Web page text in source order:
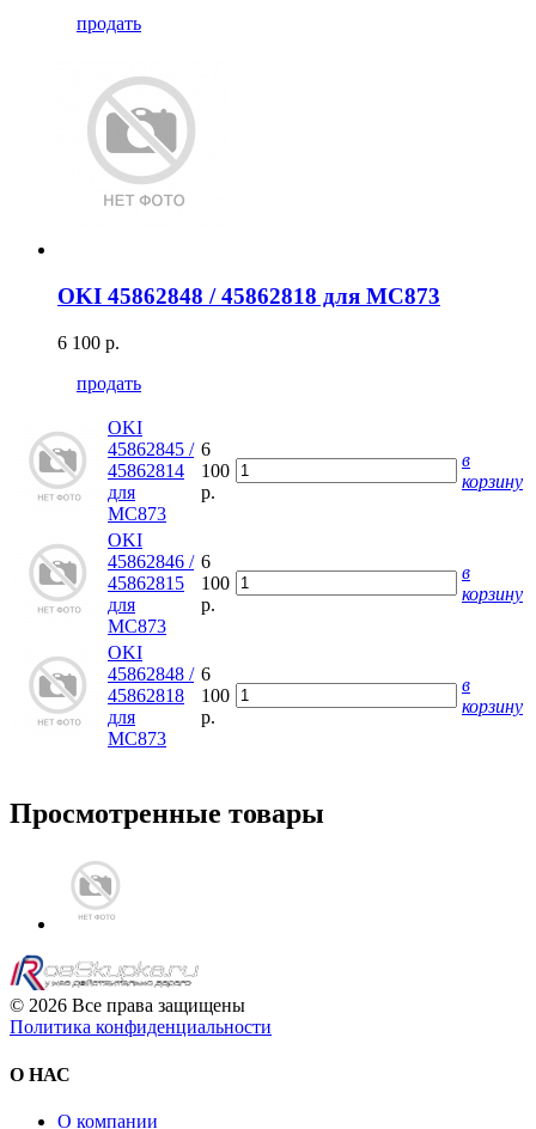
продать
OKI 45862848 / 45862818 для MC873
6 100 р.
продать
OKI
45862845 /
45862814
для
MC873
6
100
р.
в
корзину
OKI
45862846 /
45862815
для
MC873
6
100
р.
в
корзину
OKI
45862848 /
45862818
для
MC873
6
100
р.
в
корзину
Просмотренные товары
© 2026 Все права защищены
Политика конфиденциальности
О НАС
О компании